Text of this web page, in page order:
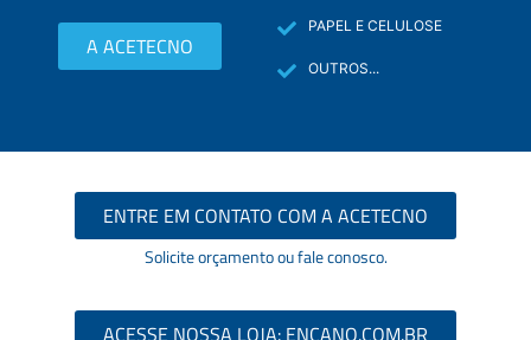
A ACETECNO
PAPEL E CELULOSE
OUTROS...
ENTRE EM CONTATO COM A ACETECNO
Solicite orçamento ou fale conosco.
ACESSE NOSSA LOJA: ENCANO.COM.BR